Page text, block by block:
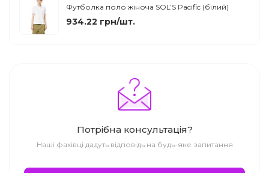
Футболка поло жіноча SOL’S Pacific (білий)
934.22 грн/шт.
Потрібна консультація?
Наші фахівці дадуть відповідь на будь-яке запитання